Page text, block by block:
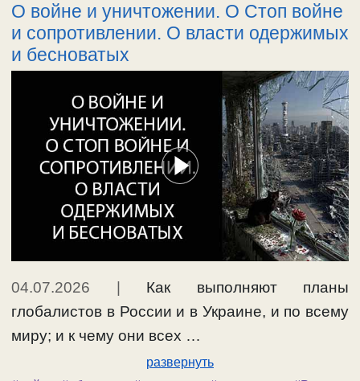
О войне и уничтожении. О Стоп войне
и сопротивлении. О власти одержимых
и бесноватых
04.07.2026
Как выполняют планы
глобалистов в России и в Украине, и по всему
миру; и к чему они всех …
развернуть